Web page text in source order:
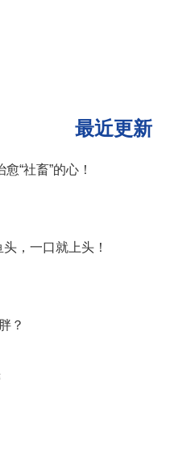
最近更新
“社畜”的心！
，一口就上头！
？